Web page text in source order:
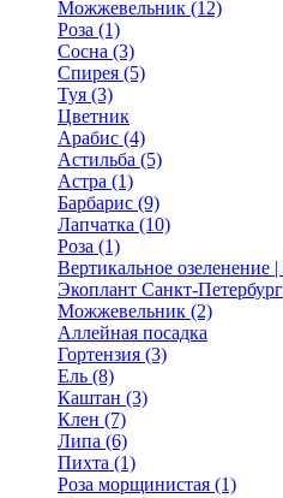
Можжевельник (12)
Роза (1)
Сосна (3)
Спирея (5)
Туя (3)
Цветник
Арабис (4)
Астильба (5)
Астра (1)
Барбарис (9)
Лапчатка (10)
Роза (1)
Вертикальное озеленение
Экоплант Санкт-Петербург
Можжевельник (2)
Аллейная посадка
Гортензия (3)
Ель (8)
Каштан (3)
Клен (7)
Липа (6)
Пихта (1)
Роза морщинистая (1)